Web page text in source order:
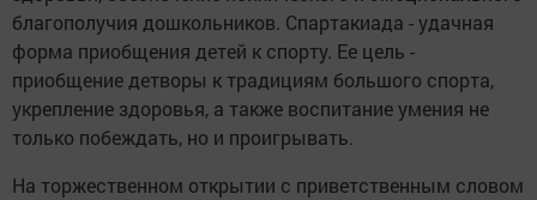
благополучия дошкольников. Спартакиада - удачная
форма приобщения детей к спорту. Ее цель -
приобщение детворы к традициям большого спорта,
укрепление здоровья, а также воспитание умения не
только побеждать, но и проигрывать.
На торжественном открытии с приветственным словом